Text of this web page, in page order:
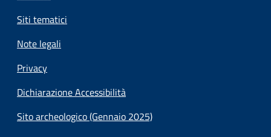
Siti tematici
Note legali
Privacy
Dichiarazione Accessibilità
Sito archeologico (Gennaio 2025)